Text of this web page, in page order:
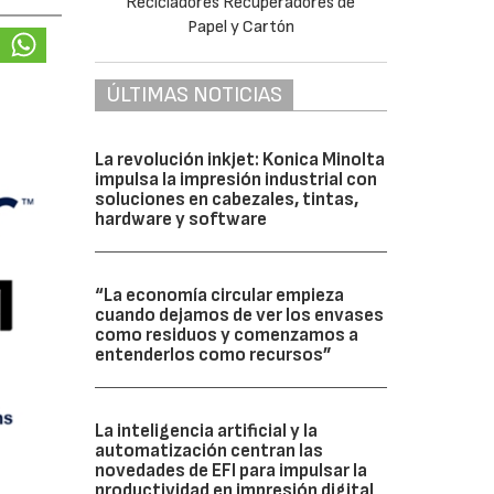
ÚLTIMAS NOTICIAS
La revolución inkjet: Konica Minolta
impulsa la impresión industrial con
soluciones en cabezales, tintas,
hardware y software
“La economía circular empieza
cuando dejamos de ver los envases
como residuos y comenzamos a
entenderlos como recursos”
La inteligencia artificial y la
automatización centran las
novedades de EFI para impulsar la